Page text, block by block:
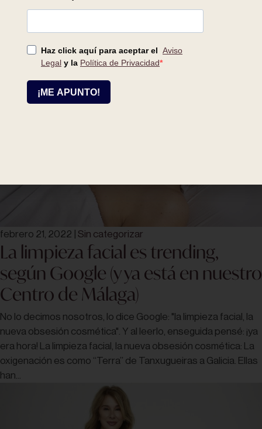
febrero 21, 2022 Sin categorizar
La limpieza facial es trending,
según Google (y ya está en nuestro
Centro de Málaga)
No lo decimos nosotros, lo dice Google: "la limpieza facial, la
nueva obsesión cosmética". Y al leerlo, enseguida pensé: ¡ya
era hora! La limpieza facial, la nueva obsesión cosmética: La
oxigenación es como “Terra” de Tanxugueiras a Galicia. Ellas
han...